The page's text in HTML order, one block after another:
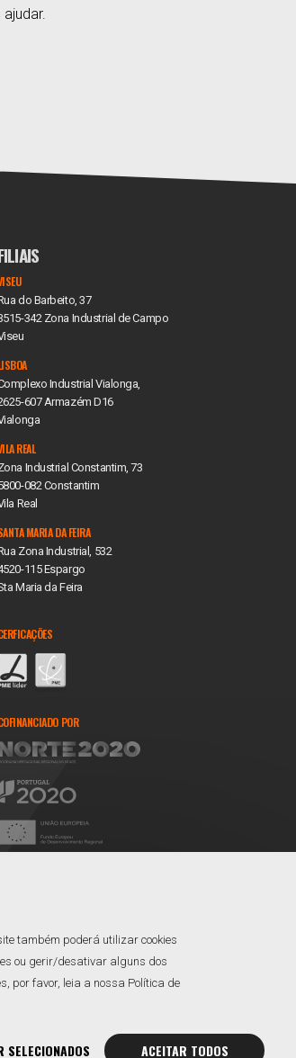
do Barbeito, 37
342 Zona Industrial de Campo
Industrial Vialonga,
607 Armazém D16
REAL
Industrial Constantim, 73
082 Constantim
Real
MARIA DA FEIRA
Zona Industrial, 532
115 Espargo
Maria da Feira
POR
também poderá utilizar cookies
ou gerir/desativar alguns dos
por favor, leia a nossa Política de
SELECIONADOS ACEITAR TODOS